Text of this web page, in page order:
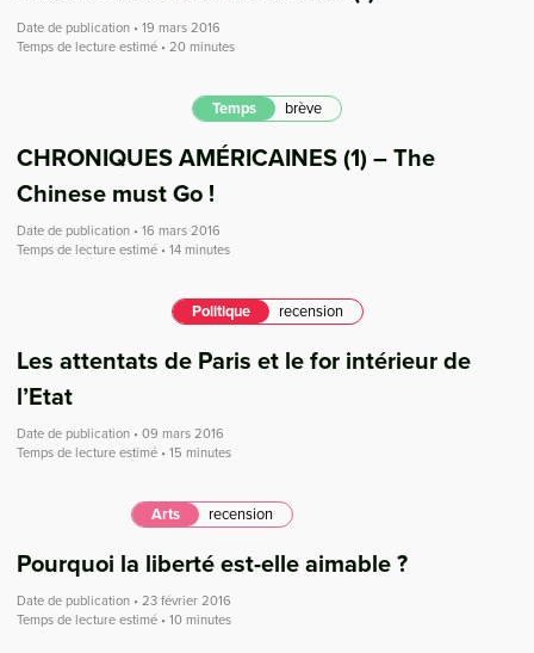
Date de publication • 19 mars 2016
Temps de lecture estimé • 20 minutes
Temps brève
CHRONIQUES AMÉRICAINES (1) – The
Chinese must Go !
Date de publication • 16 mars 2016
Temps de lecture estimé • 14 minutes
Politique recension
Les attentats de Paris et le for intérieur de
l’Etat
Date de publication • 09 mars 2016
Temps de lecture estimé • 15 minutes
Arts recension
Pourquoi la liberté est-elle aimable ?
Date de publication • 23 février 2016
Temps de lecture estimé • 10 minutes